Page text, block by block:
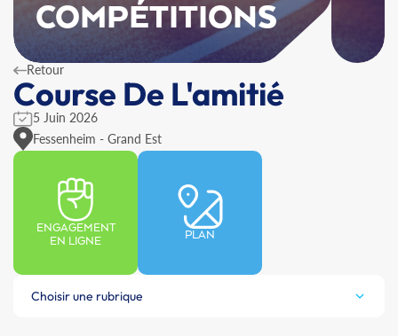
COMPÉTITIONS
Retour
Course De L'amitié
5 Juin 2026
Fessenheim - Grand Est
ENGAGEMENT
EN LIGNE
PLAN
Choisir une rubrique